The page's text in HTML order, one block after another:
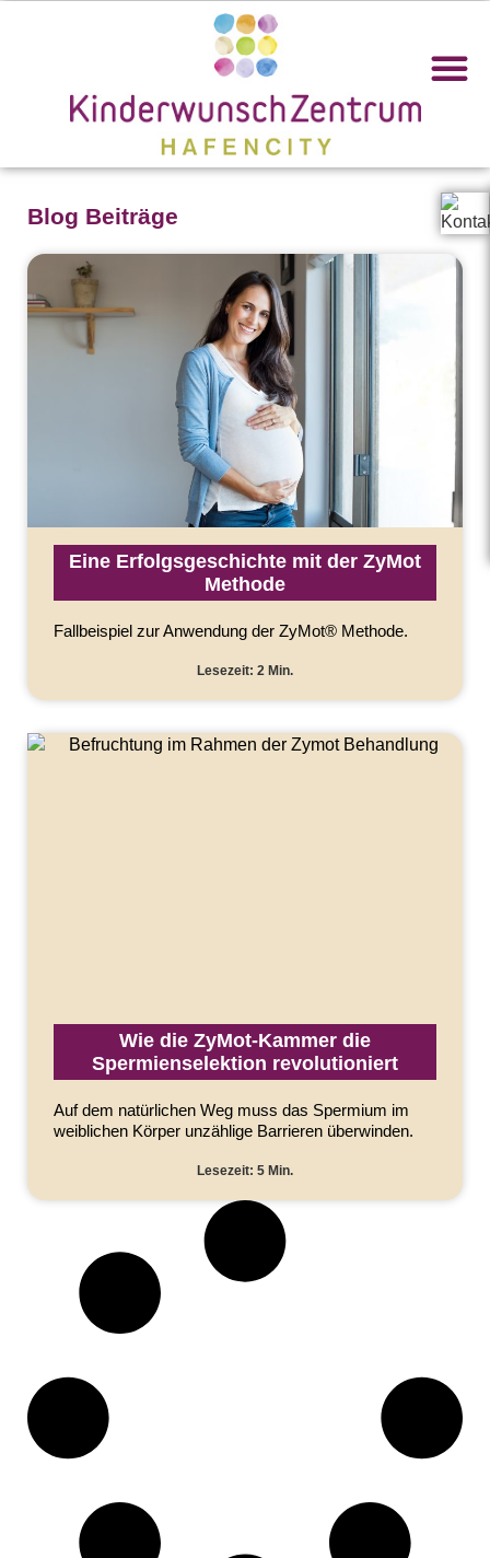
Blog Beiträge
Eine Erfolgsgeschichte mit der ZyMot
Methode
Fallbeispiel zur Anwendung der ZyMot® Methode.
Lesezeit: 2 Min.
Wie die ZyMot-Kammer die
Spermienselektion revolutioniert
Auf dem natürlichen Weg muss das Spermium im
weiblichen Körper unzählige Barrieren überwinden.
Lesezeit: 5 Min.